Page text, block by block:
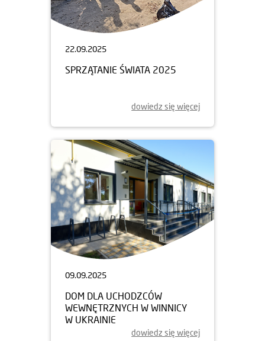
22.09.2025
SPRZĄTANIE ŚWIATA 2025
dowiedz się więcej
09.09.2025
DOM DLA UCHODZCÓW
WEWNĘTRZNYCH W WINNICY
W UKRAINIE
dowiedz się więcej